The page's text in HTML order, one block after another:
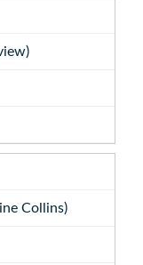
Collins)